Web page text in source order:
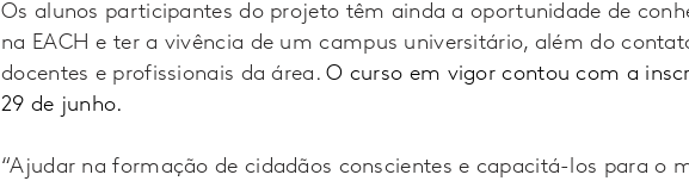
Os alunos participantes do projeto têm ainda a oportunidade de
na EACH e ter a vivência de um campus universitário, além do
docentes e profissionais da área.O curso em vigor contou com a
29 de junho.
“Ajudar na formação de cidadãos conscientes e capacitá-los para o